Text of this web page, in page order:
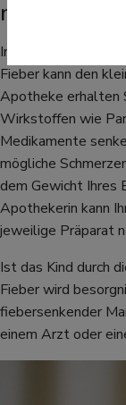
nach der
In manchen Fällen
Fieber kann den
Apotheke erhalten
Wirkstoffen wie
Medikamente
mögliche
dem Gewicht Ihres
Apothekerin kann
jeweilige Präparat
Ist das Kind durch
Fieber wird
fiebersenkender
einem Arzt oder